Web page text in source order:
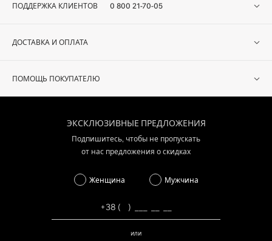
ПОДДЕРЖКА КЛИЕНТОВ 0 800 21-70-05
ДОСТАВКА И ОПЛАТА
ПОМОЩЬ ПОКУПАТЕЛЮ
ЭКСКЛЮЗИВНЫЕ ПРЕДЛОЖЕНИЯ
Подпишитесь, чтобы не пропускать
от нас предложения о скидках
Женщина Мужчина
или